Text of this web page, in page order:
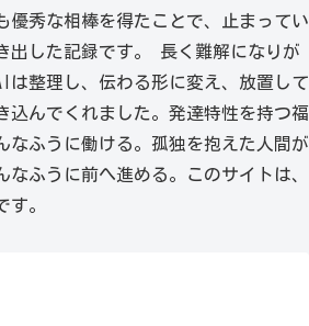
優秀な相棒を得たことで、止まってい
出した記録です。 長く難解になりが
は整理し、伝わる形に変え、放置して
込んでくれました。発達特性を持つ福
なふうに働ける。孤独を抱えた人間が
なふうに前へ進める。このサイトは、
す。